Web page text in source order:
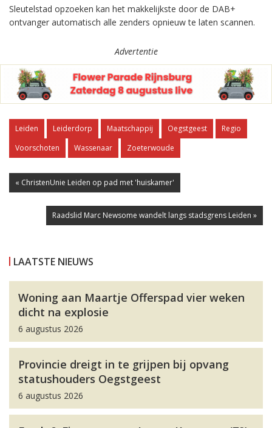
Sleutelstad opzoeken kan het makkelijkste door de DAB+
ontvanger automatisch alle zenders opnieuw te laten scannen.
Advertentie
Leiden Leiderdorp Maatschappij Oegstgeest
Regio
Voorschoten
Wassenaar Zoeterwoude
« ChristenUnie Leiden op pad met 'huiskamer'
Raadslid Marc Newsome wandelt langs stadsgrens Leiden »
LAATSTE NIEUWS
Woning aan Maartje Offerspad vier weken
dicht na explosie
6 augustus 2026
Provincie dreigt in te grijpen bij opvang
statushouders Oegstgeest
6 augustus 2026